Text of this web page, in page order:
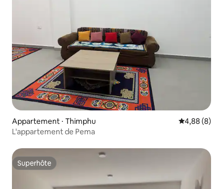
Appartement ⋅ Thimphu Évaluation
4,88 (8)
L'appartement de Pema
Superhôte
Superhôte